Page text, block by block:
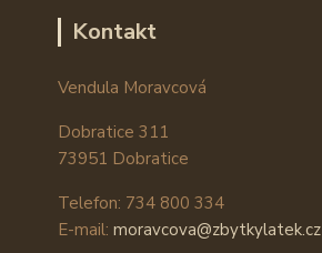
Kontakt
Vendula Moravcová
Dobratice 311
73951 Dobratice
Telefon: 734 800 334
E-mail: moravcova@zbytkylatek.cz